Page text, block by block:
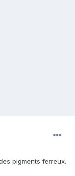
pigments ferreux.